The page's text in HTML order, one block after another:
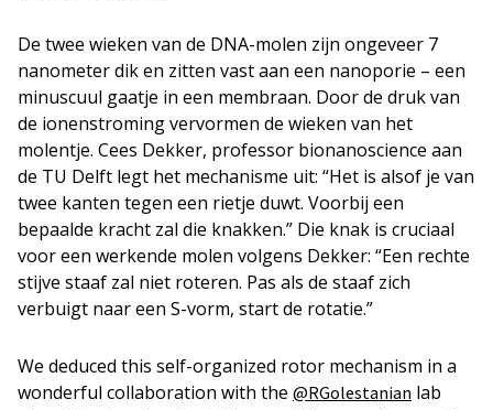
De twee wieken van de DNA-molen zijn ongeveer 7
nanometer dik en zitten vast aan een nanoporie – een
minuscuul gaatje in een membraan. Door de druk van
de ionenstroming vervormen de wieken van het
molentje. Cees Dekker, professor bionanoscience aan
de TU Delft legt het mechanisme uit: “Het is alsof je van
twee kanten tegen een rietje duwt. Voorbij een
bepaalde kracht zal die knakken.” Die knak is cruciaal
voor een werkende molen volgens Dekker: “Een rechte
stijve staaf zal niet roteren. Pas als de staaf zich
verbuigt naar een S-vorm, start de rotatie.”
We deduced this self-organized rotor mechanism in a
wonderful collaboration with the @RGolestanian lab